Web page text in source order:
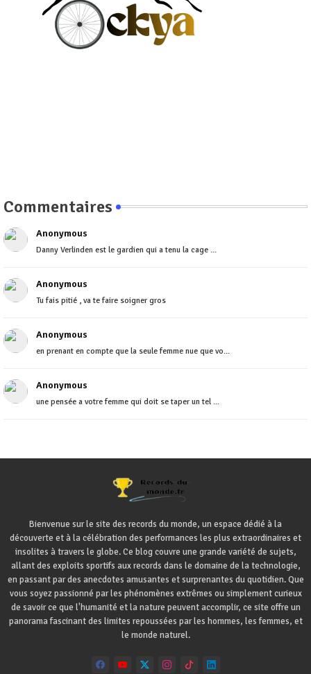
Commentaires
Anonymous
Danny Verlinden est le gardien qui a tenu la cage ...
Anonymous
Tu fais pitié , va te faire soigner gros
Anonymous
en prenant en compte que la seule femme nue que vo...
Anonymous
une pensée a votre femme qui doit se taper un tel ...
Bienvenue sur le site des records du monde, un espace dédié à la
découverte et à la célébration des performances les plus extraordinaires et
insolites à travers le globe. Ce blog couvre une grande variété de sujets,
allant des exploits sportifs aux records dans le domaine de la technologie,
en passant par des anecdotes amusantes et surprenantes du quotidien. Que
vous soyez passionné par les phénomènes extrêmes ou simplement curieux
de savoir ce que l'humanité et la nature peuvent accomplir, ce site offre un
panorama fascinant des limites repoussées par les hommes, les femmes, et
le monde naturel.